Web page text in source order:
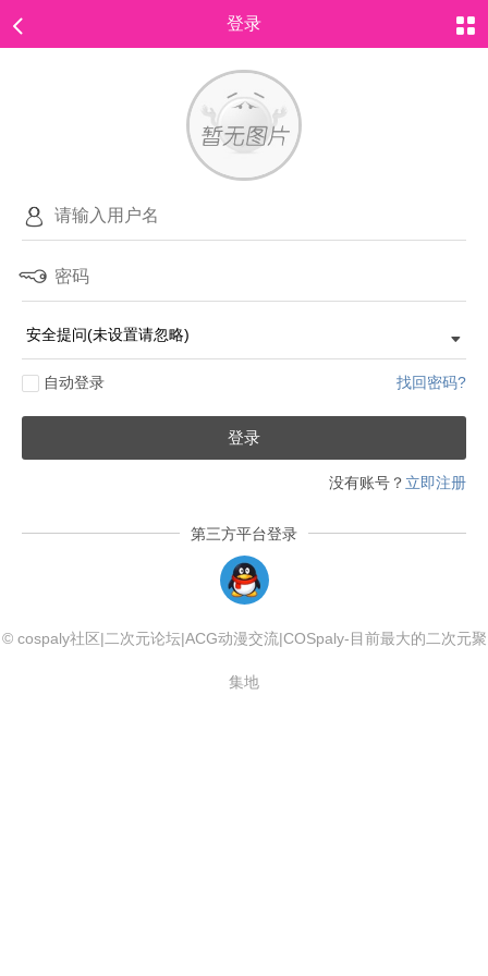
登录
自动登录 找回密码?
登录
没有账号？ 立即注册
第三方平台登录
© cospaly社区|二次元论坛|ACG动漫交流|COSpaly-目前最大的二次元聚
集地